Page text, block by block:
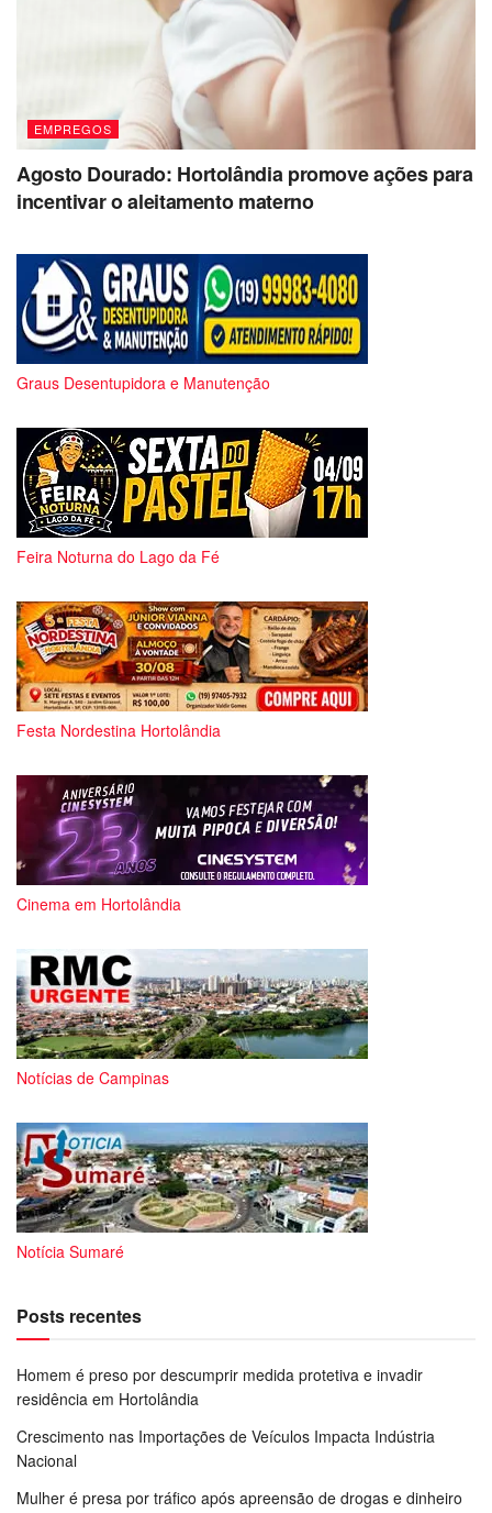
EMPREGOS
Agosto Dourado: Hortolândia promove ações para
incentivar o aleitamento materno
Graus Desentupidora e Manutenção
Feira Noturna do Lago da Fé
Festa Nordestina Hortolândia
Cinema em Hortolândia
Notícias de Campinas
Notícia Sumaré
Posts recentes
Homem é preso por descumprir medida protetiva e invadir
residência em Hortolândia
Crescimento nas Importações de Veículos Impacta Indústria
Nacional
Mulher é presa por tráfico após apreensão de drogas e dinheiro